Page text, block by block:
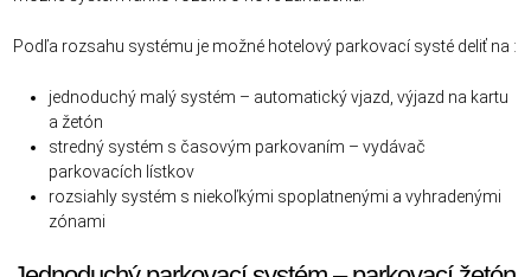
Podľa rozsahu systému je možné hotelový parkovací systé deliť na :
jednoduchý malý systém – automatický vjazd, výjazd na kartu
a žetón
stredný systém s časovým parkovaním – vydávač
parkovacích lístkov
rozsiahly systém s niekoľkými spoplatnenými a vyhradenými
zónami